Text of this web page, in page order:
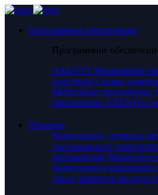
Программное обеспечение
Программное
AXENTA Мониторинг
персонала Сервис
Мобильное приложение
приложение AXENTA Go
Решения
Мониторинг легковых
пассажирского
автомобилей
мониторинга каршеринга
такси Контроль расхода